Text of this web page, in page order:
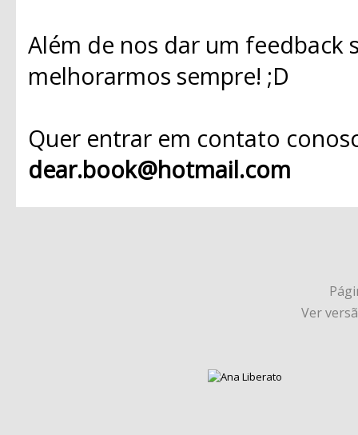
Além de nos dar um
melhorarmos sempre! ;D
Quer entrar em contato
dear.book@hotmail.com
Ver